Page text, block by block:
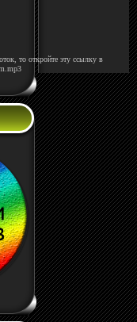
то откройте эту ссылку в